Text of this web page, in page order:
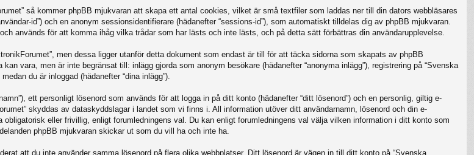
så kommer phpBB mjukvaran att skapa ett antal cookies, vilket är små textfiler som laddas ner till din dators webbläsares
id”) och en anonym sessionsidentifierare (hädanefter “sessions-id”), som automatiskt tilldelas dig av phpBB mjukvaran.
används för att komma ihåg vilka trådar som har lästs och inte lästs, och på detta sätt förbättras din användarupplevelse.
men dessa ligger utanför detta dokument som endast är till för att täcka sidorna som skapats av phpBB
vara, men är inte begränsat till: inlägg gjorda som anonym besökare (hädanefter “anonyma inlägg”), registrering på “Svenska
du är inloggad (hädanefter “dina inlägg”).
ett personligt lösenord som används för att logga in på ditt konto (hädanefter “ditt lösenord”) och en personlig, giltig e-
skyddas av dataskyddslagar i landet som vi finns i. All information utöver ditt användarnamn, lösenord och din e-
eller frivillig, enligt forumledningens val. Du kan enligt forumledningens val välja vilken information i ditt konto som
phpBB mjukvaran skickar ut som du vill ha och inte ha.
att du inte använder samma lösenord på flera olika webbplatser. Ditt lösenord är vägen in till ditt konto på “Svenska